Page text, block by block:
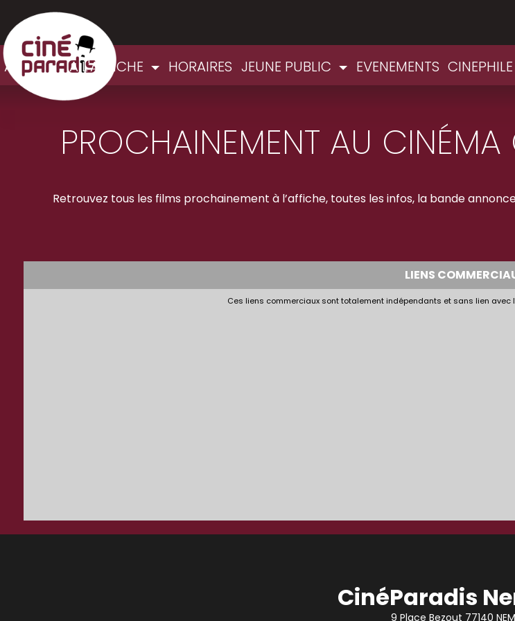
ACCUEIL A L'AFFICHE HORAIRES JEUNE PUBLIC EVENEMENTS CINEPHILE
PROCHAINEMENT AU
Retrouvez tous les films prochainement à l’affiche, toutes les infos, la bande
LIENS
Ces liens commerciaux sont totalement indépendants et sans lien
CinéParadis
9 Place Bezout 77140